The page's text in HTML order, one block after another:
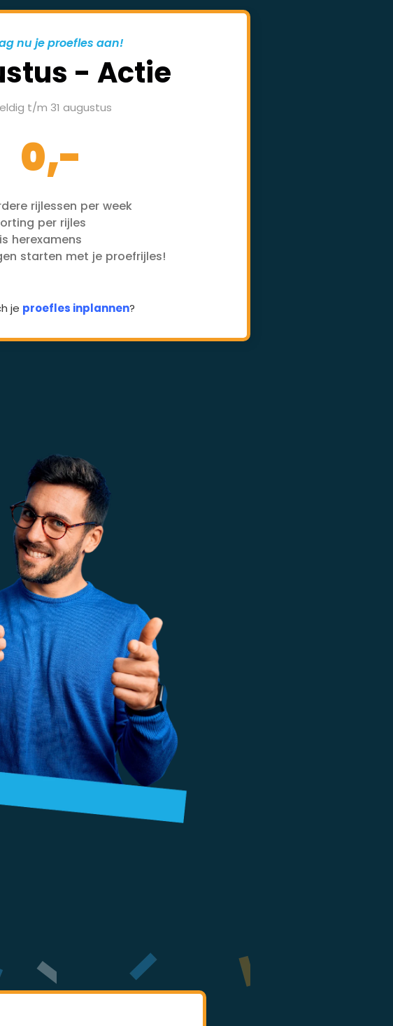
nu je proefles aan!
- Actie
t/m 31 augustus
0,-
rijlessen per week
per rijles
herexamens
starten met je proefrijles!
je proefles inplannen?